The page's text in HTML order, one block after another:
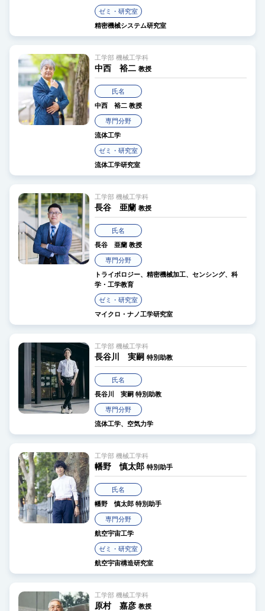
ゼミ・研究室
精密機械システム研究室
工学部 機械工学科
中西 裕二 教授
氏名
中西 裕二 教授
専門分野
流体工学
ゼミ・研究室
流体工学研究室
工学部 機械工学科
長谷 亜蘭 教授
氏名
長谷 亜蘭 教授
専門分野
トライボロジー、精密機械加工、センシング、科
学・工学教育
ゼミ・研究室
マイクロ・ナノ工学研究室
工学部 機械工学科
長谷川 実嗣 特別助教
氏名
長谷川 実嗣 特別助教
専門分野
流体工学、空気力学
工学部 機械工学科
幡野 慎太郎 特別助手
氏名
幡野 慎太郎 特別助手
専門分野
航空宇宙工学
ゼミ・研究室
航空宇宙構造研究室
工学部 機械工学科
原村 嘉彦 教授